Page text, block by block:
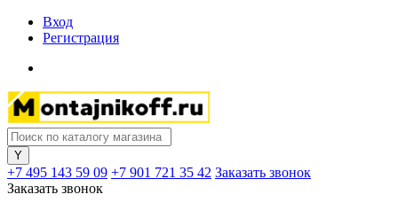
Вход
Регистрация
+7 495 143 59 09 +7 901 721 35 42 Заказать звонок
Заказать звонок